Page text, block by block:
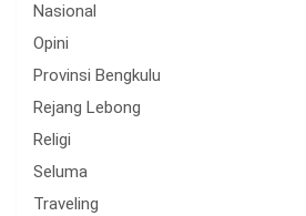
Nasional
Opini
Provinsi Bengkulu
Rejang Lebong
Religi
Seluma
Traveling